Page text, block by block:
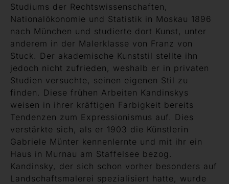
Studiums der Rechtswissenschaften,
Nationalökonomie und Statistik in Moskau 1896
nach München und studierte dort Kunst, unter
anderem in der Malerklasse von Franz von
Stuck. Der akademische Kunststil stellte ihn
jedoch nicht zufrieden, weshalb er in privaten
Studien versuchte, seinen eigenen Stil zu
finden. Diese frühen Arbeiten Kandinskys
weisen in ihrer kräftigen Farbigkeit bereits
Tendenzen zum Expressionismus auf. Dies
verstärkte sich, als er 1903 die Künstlerin
Gabriele Münter kennenlernte und mit ihr ein
Haus in Murnau am Staffelsee bezog.
Kandinsky, der sich schon vorher besonders auf
Landschaftsmalerei spezialisiert hatte, wurde